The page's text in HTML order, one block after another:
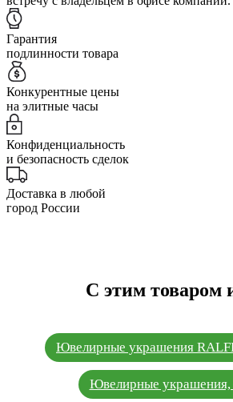
Гарантия
подлинности товара
Конкурентные цены
на элитные часы
Конфиденциальность
и безопасность сделок
Доставка в любой
город России
С этим товаром
Ювелирные украшения
Ювелирные украшения,